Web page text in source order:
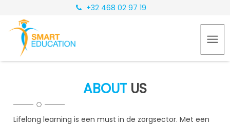
+32 468 02 97 19
ABOUT US
Lifelong learning is een must in de zorgsector. Met een